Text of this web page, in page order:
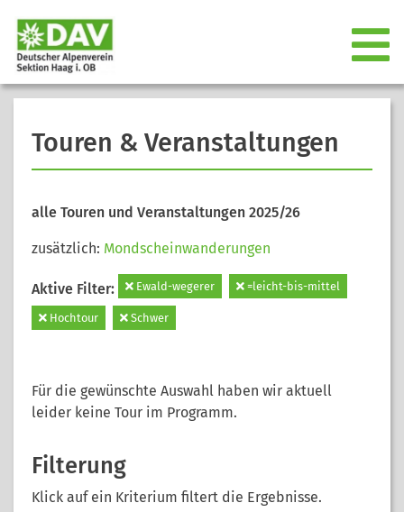
Touren & Veranstaltungen
alle Touren und Veranstaltungen 2025/26
zusätzlich: Mondscheinwanderungen
Aktive Filter: Ewald-wegerer =leicht-bis-mittel
Hochtour Schwer
Für die gewünschte Auswahl haben wir aktuell
leider keine Tour im Programm.
Filterung
Klick auf ein Kriterium filtert die Ergebnisse.